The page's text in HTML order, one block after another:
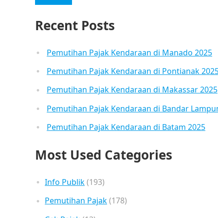
Recent Posts
Pemutihan Pajak Kendaraan di Manado 2025
Pemutihan Pajak Kendaraan di Pontianak
Pemutihan Pajak Kendaraan di Makassar 2025
Pemutihan Pajak Kendaraan di Bandar
Pemutihan Pajak Kendaraan di Batam 2025
Most Used Categories
Info Publik(193)
Pemutihan Pajak(178)